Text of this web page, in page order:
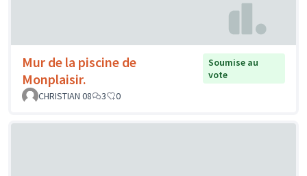
Mur de la piscine de
Monplaisir.
Soumise au
vote
CHRISTIAN 08
3 0